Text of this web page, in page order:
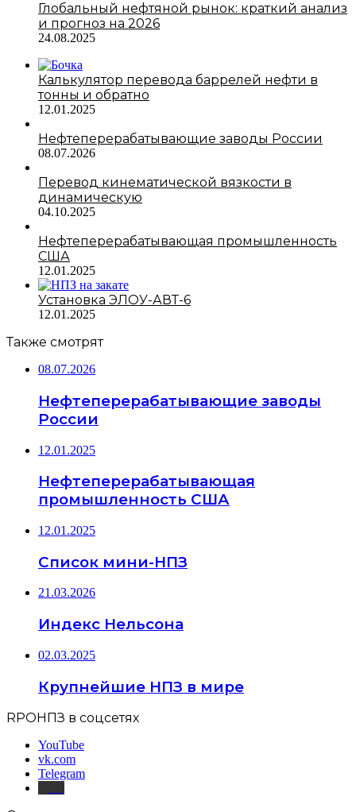
Глобальный нефтяной рынок: краткий анализ
и прогноз на 2026
24.08.2025
Калькулятор перевода баррелей нефти в
тонны и обратно
12.01.2025
Нефтеперерабатывающие заводы России
08.07.2026
Перевод кинематической вязкости в
динамическую
04.10.2025
Нефтеперерабатывающая промышленность
США
12.01.2025
Установка ЭЛОУ-АВТ-6
12.01.2025
Также смотрят
08.07.2026
Нефтеперерабатывающие заводы
России
12.01.2025
Нефтеперерабатывающая
промышленность США
12.01.2025
Список мини-НПЗ
21.03.2026
Индекс Нельсона
02.03.2025
Крупнейшие НПЗ в мире
RPOНПЗ в соцсетях
YouTube
vk.com
Telegram